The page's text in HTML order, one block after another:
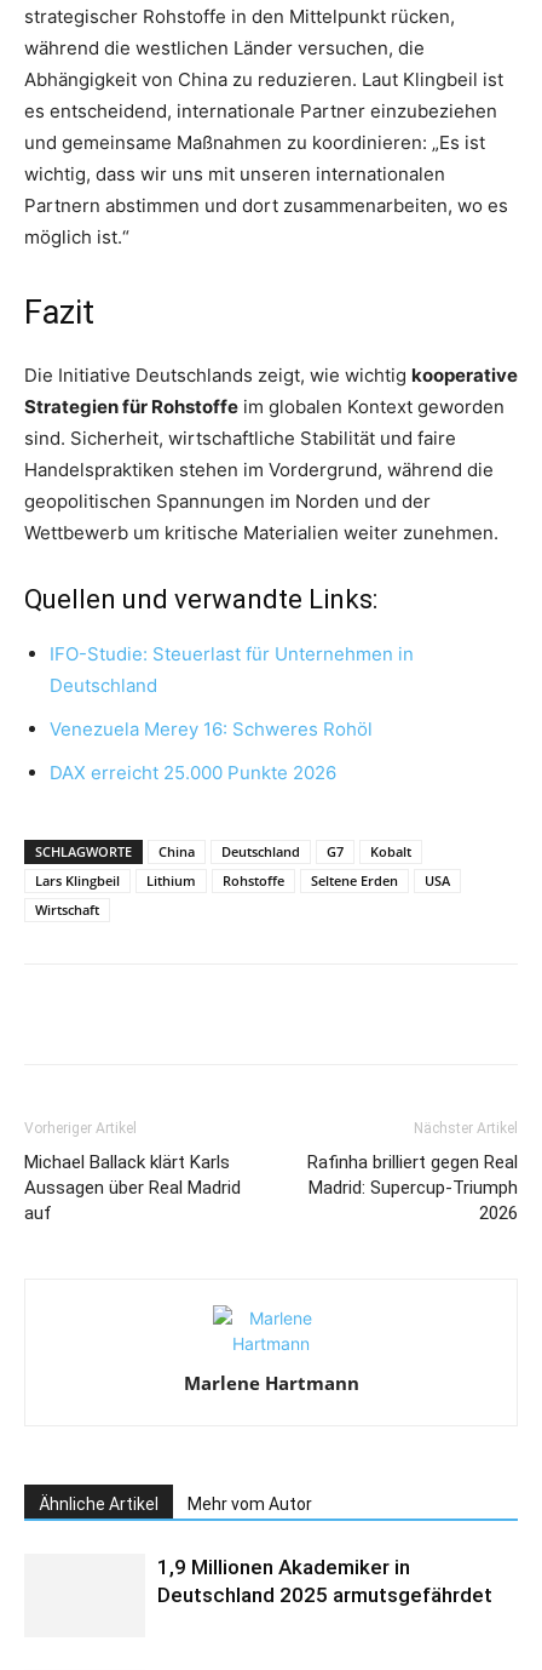
strategischer Rohstoffe in den Mittelpunkt rücken,
während die westlichen Länder versuchen, die
Abhängigkeit von China zu reduzieren. Laut Klingbeil ist
es entscheidend, internationale Partner einzubeziehen
und gemeinsame Maßnahmen zu koordinieren: „Es ist
wichtig, dass wir uns mit unseren internationalen
Partnern abstimmen und dort zusammenarbeiten, wo es
möglich ist.“
Fazit
Die Initiative Deutschlands zeigt, wie wichtig kooperative
Strategien für Rohstoffe im globalen Kontext geworden
sind. Sicherheit, wirtschaftliche Stabilität und faire
Handelspraktiken stehen im Vordergrund, während die
geopolitischen Spannungen im Norden und der
Wettbewerb um kritische Materialien weiter zunehmen.
Quellen und verwandte Links:
IFO-Studie: Steuerlast für Unternehmen in
Deutschland
Venezuela Merey 16: Schweres Rohöl
DAX erreicht 25.000 Punkte 2026
SCHLAGWORTE China Deutschland G7
Kobalt
Lars Klingbeil
Lithium Rohstoffe Seltene Erden
USA
Wirtschaft
Vorheriger Artikel
Michael Ballack klärt Karls
Aussagen über Real Madrid
auf
Nächster Artikel
Rafinha brilliert gegen Real
Madrid: Supercup-Triumph
2026
Marlene Hartmann
Ähnliche Artikel Mehr vom Autor
1,9 Millionen Akademiker in
Deutschland 2025 armutsgefährdet